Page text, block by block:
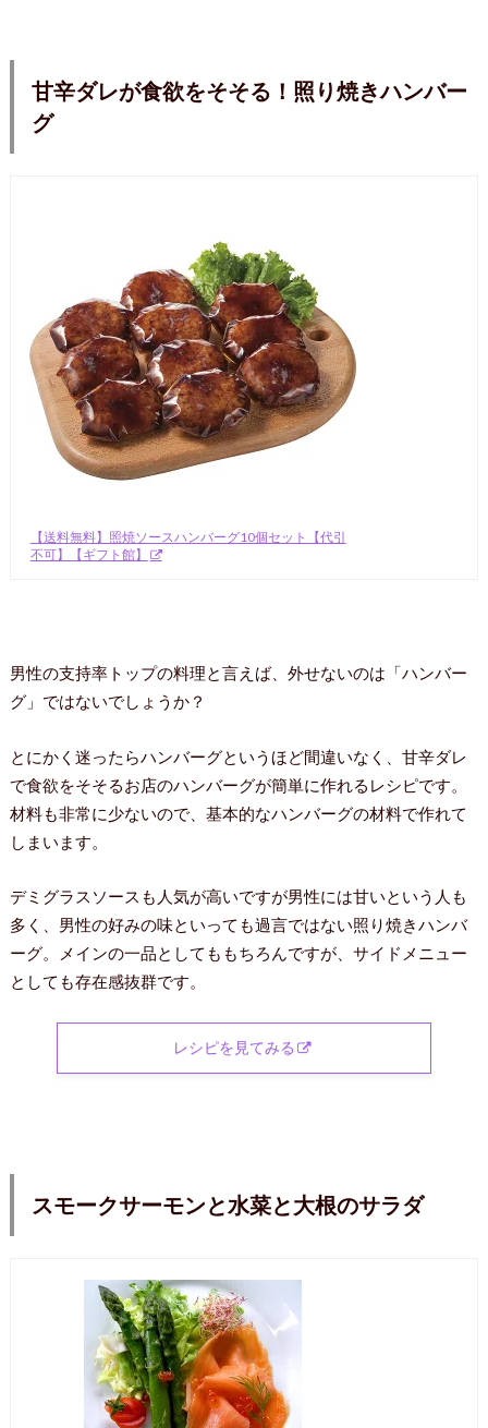
甘辛ダレが食欲をそそる！照り焼きハンバー
グ
【送料無料】照焼ソースハンバーグ10個セット【代引
不可】【ギフト館】
男性の支持率トップの料理と言えば、外せないのは「ハンバー
グ」ではないでしょうか？
とにかく迷ったらハンバーグというほど間違いなく、甘辛ダレ
で食欲をそそるお店のハンバーグが簡単に作れるレシピです。
材料も非常に少ないので、基本的なハンバーグの材料で作れて
しまいます。
デミグラスソースも人気が高いですが男性には甘いという人も
多く、男性の好みの味といっても過言ではない照り焼きハンバ
ーグ。メインの一品としてももちろんですが、サイドメニュー
としても存在感抜群です。
レシピを見てみる
スモークサーモンと水菜と大根のサラダ